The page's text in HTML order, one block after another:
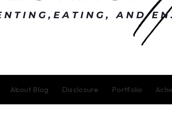
About Blog Disclosure Portfolio